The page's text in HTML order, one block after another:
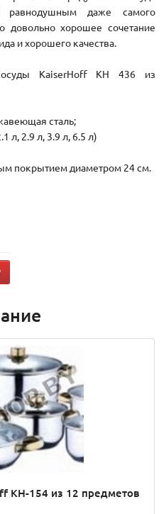
равнодушным даже самого
довольно хорошее сочетание
и хорошего качества.
KaiserHoff KH 436 из
сталь;
л, 2.9 л, 3.9 л, 6.5 л)
покрытием диаметром 24 см.
KH-154 из 12 предметов